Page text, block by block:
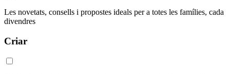
Les novetats, consells i propostes ideals per a totes les famílies, cada
divendres
Criar